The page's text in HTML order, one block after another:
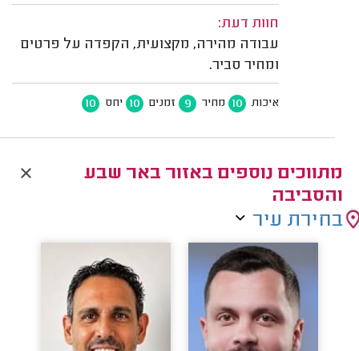
חוות דעת:
עבודה מהירה, מקצועית, הקפדה על פרטים
ומחיר סביר.
איכות 10 מחיר 9 זמנים 10 יחס 10
מתווכים נוספים באזור באר שבע
והסביבה
בחירת עיר